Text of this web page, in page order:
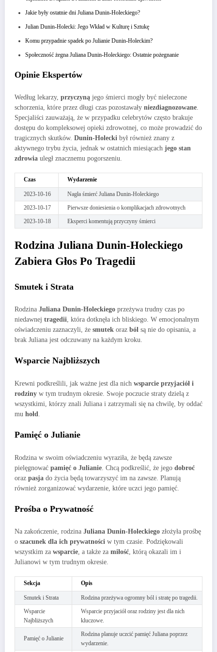
Jakie były ostatnie dni Juliana Dunin-Holeckiego?
Julian Dunin-Holecki: Jego Wkład w Kulturę i Sztukę
Komu przypadnie spadek po Julianie Dunin-Holeckim?
Społeczność żegna Juliana Dunin-Holeckiego: Ostatnie pożegnanie
Opinie Ekspertów
Według lekarzy, przyczyną jego śmierci mogły być nieleczone
schorzenia, które przez długi czas pozostawały niezdiagnozowane.
Specjaliści zauważają, że w przypadku celebrytów często brakuje
dostępu do kompleksowej opieki zdrowotnej, co może prowadzić do
tragicznych skutków. Dunin-Holecki był również znany z
aktywnego trybu życia, jednak w ostatnich miesiącach jego stan
zdrowia uległ znacznemu pogorszeniu.
Czas Wydarzenie
2023-10-16
Nagła śmierć Juliana Dunin-Holeckiego
2023-10-17
Pierwsze doniesienia o komplikacjach zdrowotnych
2023-10-18
Eksperci komentują przyczyny śmierci
Rodzina Juliana Dunin-Holeckiego
Zabiera Głos Po Tragedii
Smutek i Strata
Rodzina Juliana Dunin-Holeckiego przeżywa trudny czas po
niedawnej tragedii, która dotknęła ich bliskiego. W emocjonalnym
oświadczeniu zaznaczyli, że smutek oraz ból są nie do opisania, a
brak Juliana jest odczuwany na każdym kroku.
Wsparcie Najbliższych
Krewni podkreślili, jak ważne jest dla nich wsparcie przyjaciół i
rodziny w tym trudnym okresie. Swoje poczucie straty dzielą z
wszystkimi, którzy znali Juliana i zatrzymali się na chwilę, by oddać
mu hołd
Pamięć o Julianie
Rodzina w swoim oświadczeniu wyraziła, że będą zawsze
pielęgnować pamięć o Julianie . Chcą podkreślić, że jego dobroć
oraz pasja do życia będą towarzyszyć im na zawsze. Planują
również zorganizować wydarzenie, które uczci jego pamięć.
Prośba o Prywatność
Na zakończenie, rodzina Juliana Dunin-Holeckiego złożyła prośbę
o szacunek dla ich prywatności w tym czasie. Podziękowali
wszystkim za wsparcie, a także za miłość, którą okazali im i
Julianowi w tym trudnym okresie.
Sekcja Opis
Smutek i Strata
Rodzina przeżywa ogromny ból i stratę po tragedii.
Wsparcie
Najbliższych
Wsparcie przyjaciół oraz rodziny jest dla nich
kluczowe.
Pamięć o Julianie
Rodzina planuje uczcić pamięć Juliana poprzez
wydarzenie.